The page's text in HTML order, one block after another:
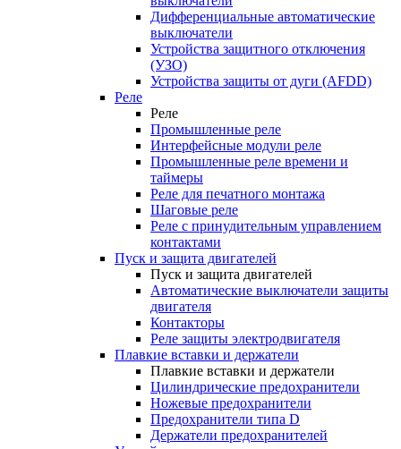
Дифференциальные автоматические
выключатели
Устройства защитного отключения
(УЗО)
Устройства защиты от дуги (AFDD)
Реле
Реле
Промышленные реле
Интерфейсные модули реле
Промышленные реле времени и
таймеры
Реле для печатного монтажа
Шаговые реле
Реле с принудительным управлением
контактами
Пуск и защита двигателей
Пуск и защита двигателей
Автоматические выключатели защиты
двигателя
Контакторы
Реле защиты электродвигателя
Плавкие вставки и держатели
Плавкие вставки и держатели
Цилиндрические предохранители
Ножевые предохранители
Предохранители типа D
Держатели предохранителей